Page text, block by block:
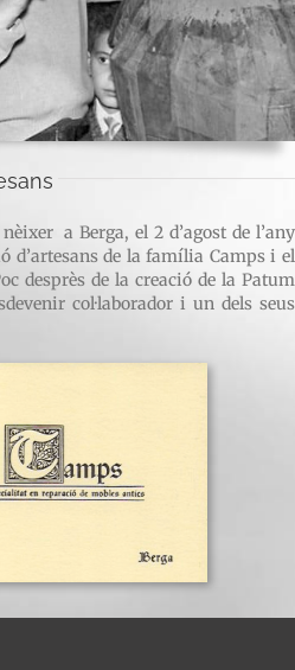
a Berga, el 2 d’agost de l’any
d’artesans de la família Camps i el
desprès de la creació de la Patum
col·laborador i un dels seus